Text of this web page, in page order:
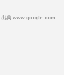
出典:www.google.com